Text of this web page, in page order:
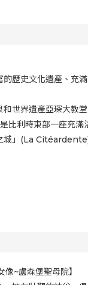
歷史文化遺產、充
世界遺產亞琛大教堂
比利時東部一座充
」(La
~盧森堡聖母院】